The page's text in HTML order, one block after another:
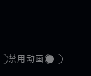
禁用动画